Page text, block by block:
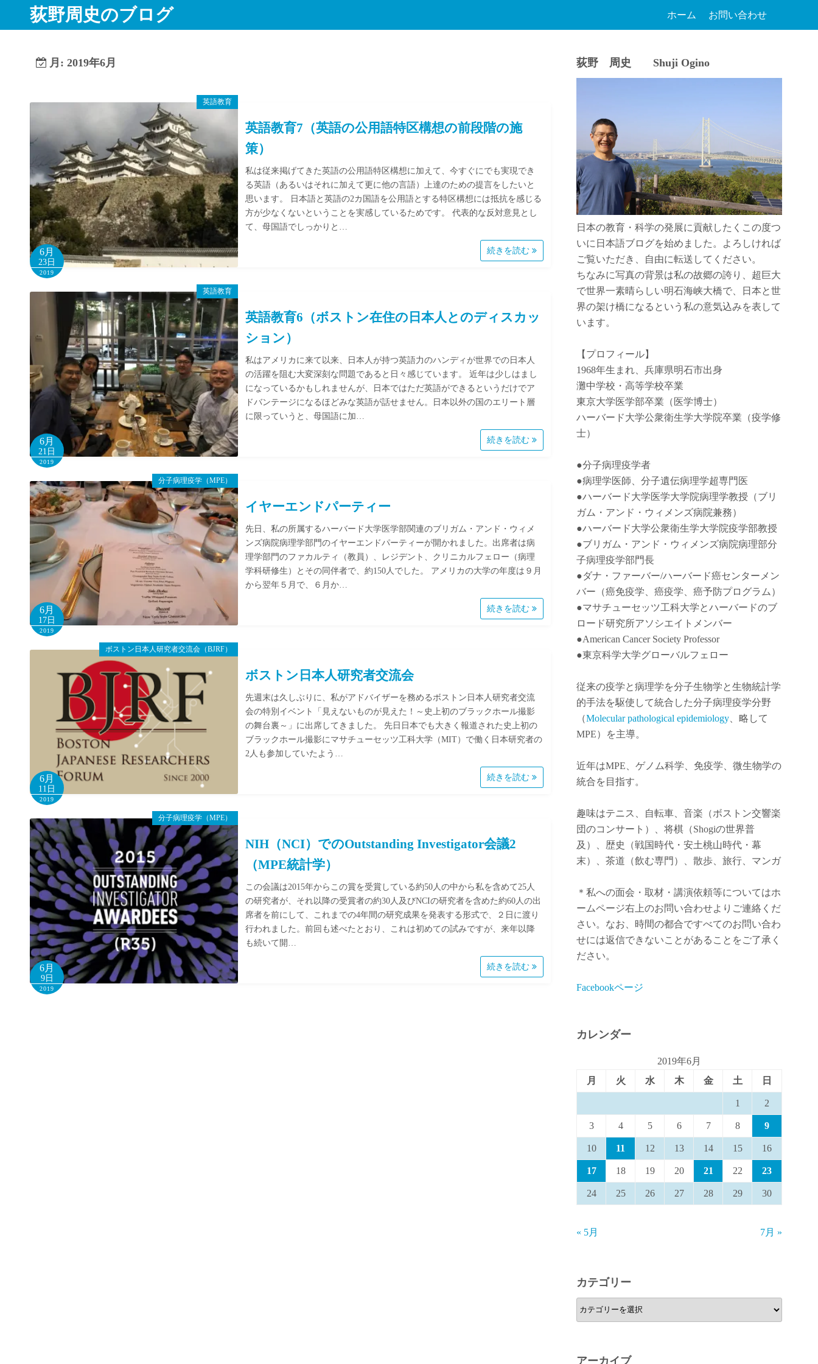
荻野周史のブログ ホーム お問い合わせ
月: 2019年6月
英語教育
6月
23日
2019
英語教育7（英語の公用語特区構想の前段階の施
策）
私は従来掲げてきた英語の公用語特区構想に加えて、今すぐにでも実現でき
る英語（あるいはそれに加えて更に他の言語）上達のための提言をしたいと
思います。 日本語と英語の2カ国語を公用語とする特区構想には抵抗を感じる
方が少なくないということを実感しているためです。 代表的な反対意見とし
て、母国語でしっかりと…
続きを読む
英語教育
6月
21日
2019
英語教育6（ボストン在住の日本人とのディスカッ
ション）
私はアメリカに来て以来、日本人が持つ英語力のハンディが世界での日本人
の活躍を阻む大変深刻な問題であると日々感じています。 近年は少しはまし
になっているかもしれませんが、日本ではただ英語ができるというだけでア
ドバンテージになるほどみな英語が話せません。日本以外の国のエリート層
に限っていうと、母国語に加…
続きを読む
分子病理疫学（MPE）
6月
17日
2019
イヤーエンドパーティー
先日、私の所属するハーバード大学医学部関連のブリガム・アンド・ウィメ
ンズ病院病理学部門のイヤーエンドパーティーが開かれました。出席者は病
理学部門のファカルティ（教員）、レジデント、クリニカルフェロー（病理
学科研修生）とその同伴者で、約150人でした。 アメリカの大学の年度は９月
から翌年５月で、６月か…
続きを読む
ボストン日本人研究者交流会（BJRF）
6月
11日
2019
ボストン日本人研究者交流会
先週末は久しぶりに、私がアドバイザーを務めるボストン日本人研究者交流
会の特別イベント「見えないものが見えた！～史上初のブラックホール撮影
の舞台裏～」に出席してきました。 先日日本でも大きく報道された史上初の
ブラックホール撮影にマサチューセッツ工科大学（MIT）で働く日本研究者の
2人も参加していたよう…
続きを読む
分子病理疫学（MPE）
6月
9日
2019
NIH（NCI）でのOutstanding Investigator会議2
（MPE統計学）
この会議は2015年からこの賞を受賞している約50人の中から私を含めて25人
の研究者が、それ以降の受賞者の約30人及びNCIの研究者を含めた約60人の出
席者を前にして、これまでの4年間の研究成果を発表する形式で、２日に渡り
行われました。前回も述べたとおり、これは初めての試みですが、来年以降
も続いて開…
続きを読む
荻野 周史 Shuji Ogino
日本の教育・科学の発展に貢献したくこの度つ
いに日本語ブログを始めました。よろしければ
ご覧いただき、自由に転送してください。
ちなみに写真の背景は私の故郷の誇り、超巨大
で世界一素晴らしい明石海峡大橋で、日本と世
界の架け橋になるという私の意気込みを表して
います。
【プロフィール】
1968年生まれ、兵庫県明石市出身
灘中学校・高等学校卒業
東京大学医学部卒業（医学博士）
ハーバード大学公衆衛生学大学院卒業（疫学修
士）
●分子病理疫学者
●病理学医師、分子遺伝病理学超専門医
●ハーバード大学医学大学院病理学教授（ブリ
ガム・アンド・ウィメンズ病院兼務）
●ハーバード大学公衆衛生学大学院疫学部教授
●ブリガム・アンド・ウィメンズ病院病理部分
子病理疫学部門長
●ダナ・ファーバー/ハーバード癌センターメン
バー（癌免疫学、 癌疫学、癌予防プログラム）
●マサチューセッツ工科大学とハーバードのブ
ロード研究所アソシエイトメンバー
●American Cancer Society Professor
●東京科学大学グローバルフェロー
従来の疫学と病理学を分子生物学と生物統計学
的手法を駆使して統合した分子病理疫学分野
（Molecular pathological epidemiology、略して
MPE）を主導。
近年はMPE、ゲノム科学、免疫学、微生物学の
統合を目指す。
趣味はテニス、自転車、音楽（ボストン交響楽
団のコンサート）、将棋（Shogiの世界普
及）、歴史（戦国時代・安土桃山時代・幕
末）、茶道（飲む専門）、散歩、旅行、マンガ
＊私への面会・取材・講演依頼等についてはホ
ームページ右上のお問い合わせよりご連絡くだ
さい。なお、時間の都合ですべてのお問い合わ
せには返信できないことがあることをご了承く
ださい。
Facebookページ
カレンダー
2019年6月
月
火 水 木 金 土 日
1 2
3 4 5 6 7 8 9
10 11 12 13 14 15 16
17 18 19 20 21 22 23
24 25 26 27 28 29 30
« 5月 7月 »
カテゴリー
カ
テ
アーカイブ